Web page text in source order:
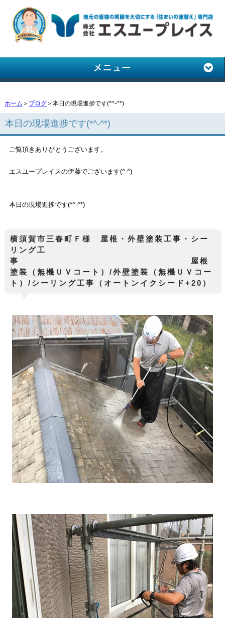
ホーム ＞ ブログ＞本日の現場進捗です(*^-^*)
本日の現場進捗です(*^-^*)
ご覧頂きありがとうございます。
エスユープレイスの伊藤でございます(^-^)
本日の現場進捗です(*^-^*)
横須賀市三春町Ｆ様 屋根・外壁塗装工事・シー
リング工
事 屋根
塗装（無機ＵＶコート）/外壁塗装（無機ＵＶコー
ト）/シーリング工事（オートンイクシード+20）